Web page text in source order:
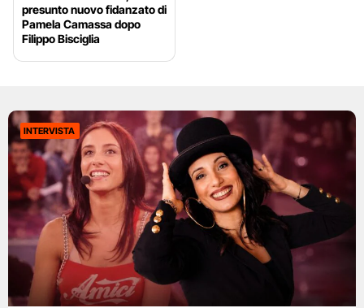
presunto nuovo fidanzato di
Pamela Camassa dopo
Filippo Bisciglia
INTERVISTA